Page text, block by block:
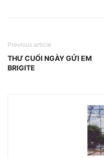
Previous article
THƯ CUỐI NGÀY GỬI EM
BRIGITE